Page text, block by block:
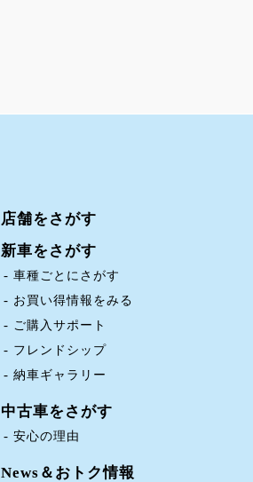
店舗をさがす
新車をさがす
車種ごとにさがす
お買い得情報をみる
ご購入サポート
フレンドシップ
納車ギャラリー
中古車をさがす
安心の理由
News＆おトク情報